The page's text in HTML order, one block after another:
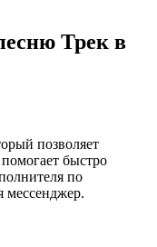
Трек в
позволяет
быстро
по
мессенджер.